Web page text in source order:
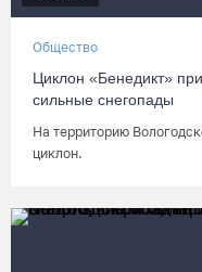
Общество
Циклон «Бенедикт»
сильные снегопады
На территорию
циклон.